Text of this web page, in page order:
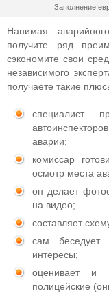
Заполнение
Нанимая
получите ряд
сэкономите свои
независимого
получаете такие
специалист
аварии;
комиссар
осмотр места
он делает
на видео;
составляет
сам беседует
интересы;
оценивает и
полицейские